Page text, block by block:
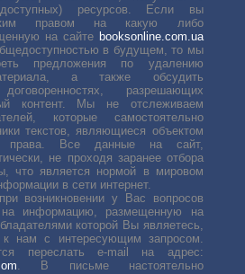
ресурсов. Если вы
правом на какую либо
на сайте booksonline.com.ua
в будущем, то мы
предложения по удалению
а также обсудить
разрешающих
контент. Мы не отслеживаем
которые самостоятельно
текстов, являющиеся объектом
права. Все данные на сайт,
не проходя заранее отбора
что является нормой в мировом
в сети интернет.
возникновении у Вас вопросов
на информацию, размещенную на
которой Вы являетесь,
к нам с интересующим запросом.
переслать е-mail на адрес:
. В письме настоятельно